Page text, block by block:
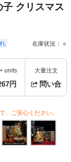
クリスマス
在庫状況： ○
units
円
大量注文
問い合
、ご安心ください。